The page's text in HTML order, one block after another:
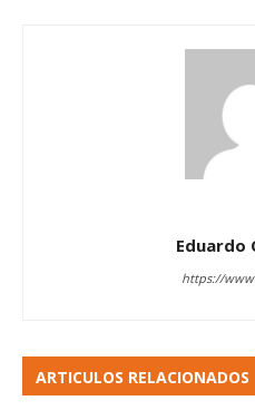
Eduardo
https://
ARTICULOS RELACIONADOS